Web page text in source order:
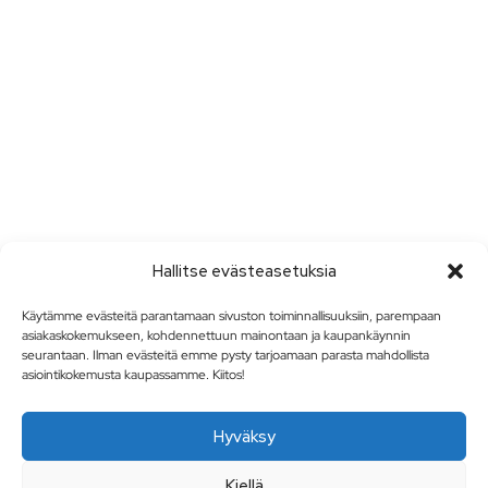
Hallitse evästeasetuksia
Käytämme evästeitä parantamaan sivuston toiminnallisuuksiin, parempaan
asiakaskokemukseen, kohdennettuun mainontaan ja kaupankäynnin
seurantaan. Ilman evästeitä emme pysty tarjoamaan parasta mahdollista
asiointikokemusta kaupassamme. Kiitos!
Hyväksy